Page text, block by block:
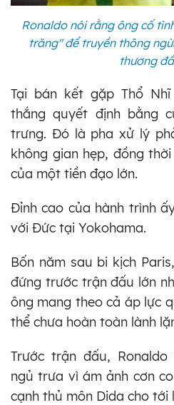
Ronaldo nói rằng ông cố
trăng" để truyền thông
thương
Tại bán kết gặp Thổ
thắng quyết định bằng
trưng. Đó là pha xử lý
không gian hẹp, đồng
của một tiền đạo lớn.
Đỉnh cao của hành trình
với Đức tại Yokohama.
Bốn năm sau bi kịch
đứng trước trận đấu lớn
ông mang theo cả áp lực
thể chưa hoàn toàn lành
Trước trận đấu,
ngủ trưa vì ám ảnh cơn
cạnh thủ môn Dida cho tới